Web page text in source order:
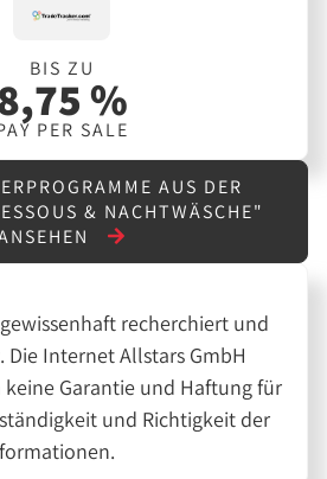
BIS ZU
%
PER SALE
AUS DER
& NACHTWÄSCHE"
recherchiert und
Internet Allstars GmbH
Garantie und Haftung für
und Richtigkeit der